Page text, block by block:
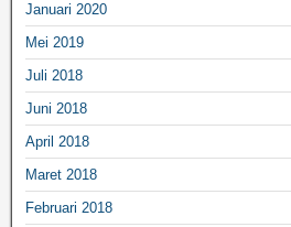
Januari 2020
Mei 2019
Juli 2018
Juni 2018
April 2018
Maret 2018
Februari 2018